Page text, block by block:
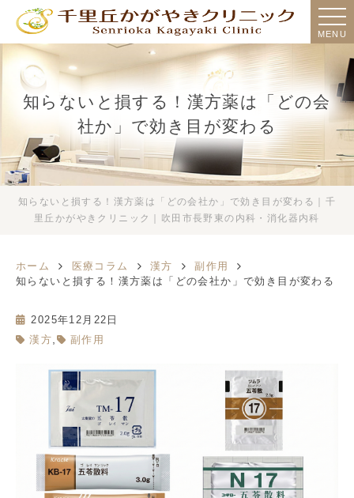
MENU
知らないと損する！漢方薬は「どの会
社か」で効き目が変わる
知らないと損する！漢方薬は「どの会社か」で効き目が変わる｜千
里丘かがやきクリニック｜吹田市長野東の内科・消化器内科
ホーム 医療コラム 漢方
副作用
知らないと損する！漢方薬は「どの会社か」で効き目が変わる
2025年12月22日
漢方
副作用